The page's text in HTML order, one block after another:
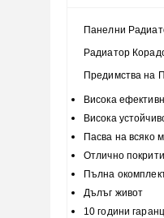
Панелни
Радиатор
Предимства на
Висока
Висока
Пасва на всяко
Отлично
Пълна
Дълъг живот
10 години